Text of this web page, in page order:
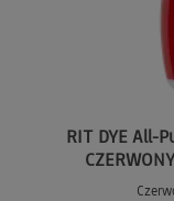
RIT DYE All-